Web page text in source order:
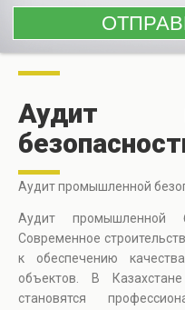
Аудит
Аудит промышленной
Аудит промышленной
Современное
к обеспечению
объектов. В
становятся